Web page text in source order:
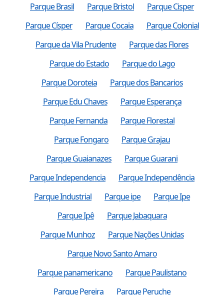
Parque Brasil
Parque Bristol
Parque Cisper
Parque Císper
Parque Cocaia
Parque Colonial
Parque da Vila Prudente
Parque das Flores
Parque do Estado
Parque do Lago
Parque Doroteia
Parque dos Bancarios
Parque Edu Chaves
Parque Esperança
Parque Fernanda
Parque Florestal
Parque Fongaro
Parque Grajau
Parque Guaianazes
Parque Guarani
Parque Independencia
Parque Independência
Parque Industrial
Parque ipe
Parque Ipe
Parque Ipê
Parque Jabaquara
Parque Munhoz
Parque Nações Unidas
Parque Novo Santo Amaro
Parque panamericano
Parque Paulistano
Parque Pereira
Parque Peruche